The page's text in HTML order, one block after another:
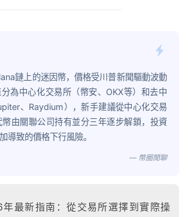
鏈上的迷因幣，價格受川普新聞驅動波動
為中心化交易所（幣安、OKX等）和去中
、Raydium），新手建議從中心化交易
由關聯公司持有並分三年逐步解鎖，投資
導致的價格下行風險。
— 幣圈閒聊
年最新指南：從交易所選擇到實際操